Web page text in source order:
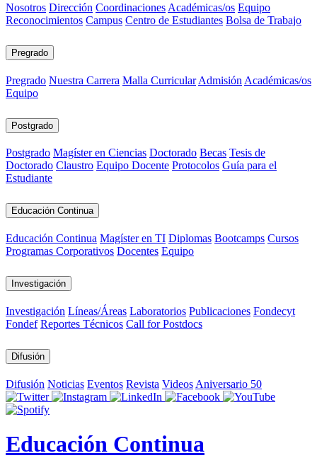
Nosotros Dirección Coordinaciones Académicas/os Equipo
Reconocimientos Campus Centro de Estudiantes Bolsa de Trabajo
Pregrado
Pregrado Nuestra Carrera Malla Curricular Admisión Académicas/os
Equipo
Postgrado
Postgrado Magíster en Ciencias Doctorado Becas Tesis de
Doctorado Claustro Equipo Docente Protocolos Guía para el
Estudiante
Educación Continua
Educación Continua Magíster en TI Diplomas Bootcamps Cursos
Programas Corporativos Docentes Equipo
Investigación
Investigación Líneas/Áreas Laboratorios Publicaciones Fondecyt
Fondef Reportes Técnicos Call for Postdocs
Difusión
Difusión Noticias Eventos Revista Videos Aniversario 50
Educación Continua